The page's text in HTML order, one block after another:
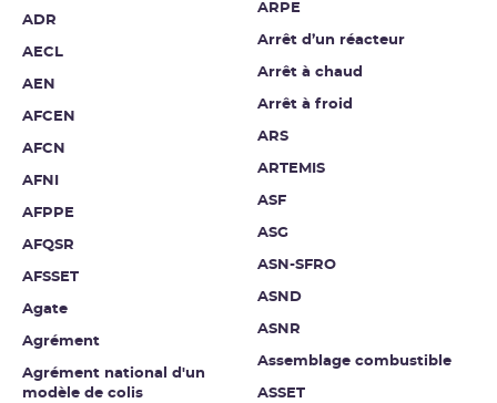
ADR
AECL
AEN
AFCEN
AFCN
AFNI
AFPPE
AFQSR
AFSSET
Agate
Agrément
Agrément national d'un
modèle de colis
ARPE
Arrêt d’un réacteur
Arrêt à chaud
Arrêt à froid
ARS
ARTEMIS
ASF
ASG
ASN-SFRO
ASND
ASNR
Assemblage combustible
ASSET